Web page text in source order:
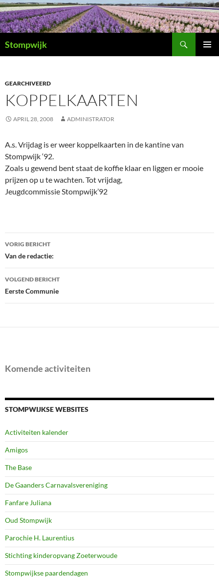
Ga
naar
de
inhoud
Stompwijk
GEARCHIVEERD
KOPPELKAARTEN
APRIL 28, 2008 ADMINISTRATOR
A.s. Vrijdag is er weer koppelkaarten in de kantine van
Stompwijk ‘92.
Zoals u gewend bent staat de koffie klaar en liggen er mooie
prijzen op u te wachten. Tot vrijdag,
Jeugdcommissie Stompwijk’92
Bericht
navigatie
VORIG BERICHT
Van de redactie:
VOLGEND BERICHT
Eerste Communie
Komende activiteiten
STOMPWIJKSE WEBSITES
Activiteiten kalender
Amigos
The Base
De Gaanders Carnavalsvereniging
Fanfare Juliana
Oud Stompwijk
Parochie H. Laurentius
Stichting kinderopvang Zoeterwoude
Stompwijkse paardendagen